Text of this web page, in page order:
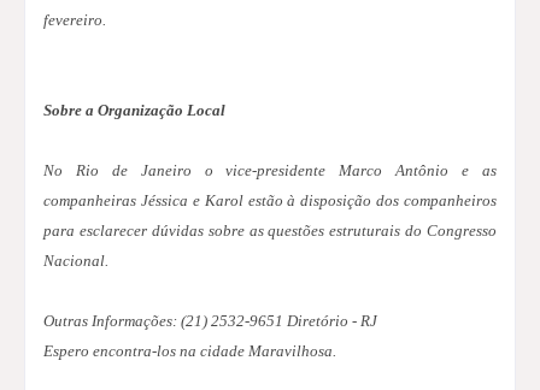
fevereiro.
Sobre a Organização Local
No Rio de Janeiro o vice-presidente Marco Antônio e as
companheiras Jéssica e Karol estão à disposição dos companheiros
para esclarecer dúvidas sobre as questões estruturais do Congresso
Nacional.
Outras Informações: (21) 2532-9651 Diretório - RJ
Espero encontra-los na cidade Maravilhosa.